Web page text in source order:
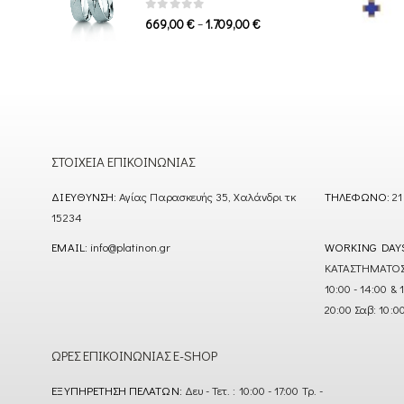
0 out of 5
669,00€ – 1.709,00€Price
ΣΤΟΙΧΕΊΑ ΕΠΙΚΟΙΝΩΝΊΑΣ
ΔΙΕΎΘΥΝΣΗ: Αγίας Παρασκευής 35, Χαλάνδρι τκ
15234
ΤΗΛΈΦΩΝΟ:
EMAIL: info@platinon.gr WORKING
ΚΑΤΑΣΤΗΜΑΤΟΣ
10:00 - 14:00 &
20:00 Σαβ:
ΏΡΕΣ ΕΠΙΚΟΙΝΩΝΊΑΣ E-SHOP
ΕΞΥΠΗΡΈΤΗΣΗ ΠΕΛΑΤΏΝ: Δευ - Τετ. : 10:00 - 17:00 Τρ. -